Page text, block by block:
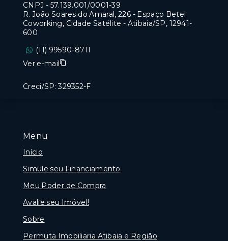
Menu
Início
Simule seu Financiamento
Meu Poder de Compra
Avalie seu Imóvel!
Sobre
Permuta Imobiliaria Atibaia e Região
CNPJ - 57.139.001/0001-39
R. João Soares do Amaral, 226 - Espaço Betel
Coworking, Cidade Satélite - Atibaia/SP, 12941-
600
(11) 99590-8711
Ver e-mail
Creci/SP: 329352-F